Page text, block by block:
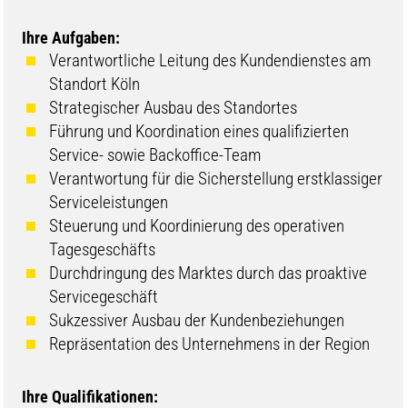
Ihre Aufgaben:
Verantwortliche Leitung des Kundendienstes am
Standort Köln
Strategischer Ausbau des Standortes
Führung und Koordination eines qualifizierten
Service- sowie Backoffice-Team
Verantwortung für die Sicherstellung erstklassiger
Serviceleistungen
Steuerung und Koordinierung des operativen
Tagesgeschäfts
Durchdringung des Marktes durch das proaktive
Servicegeschäft
Sukzessiver Ausbau der Kundenbeziehungen
Repräsentation des Unternehmens in der Region
Ihre Qualifikationen: